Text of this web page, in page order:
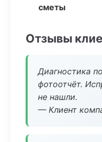
сметы
Отзывы
Диагностика
фотоотчёт.
не нашли.
— Клиент